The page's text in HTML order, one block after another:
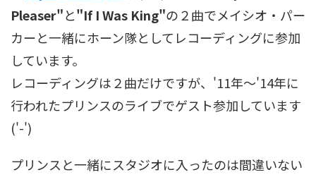
Pleaser"と"If I Was King"の２曲でメイシオ・パー
カーと一緒にホーン隊としてレコーディングに参加
しています。
レコーディングは２曲だけですが、'11年～'14年に
行われたプリンスのライブでゲスト参加しています
('-')
プリンスと一緒にスタジオに入ったのは間違いない